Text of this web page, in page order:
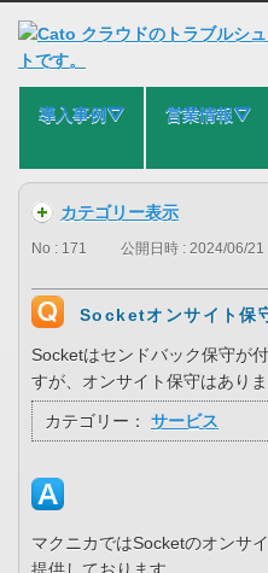
導入事例⛛ 営業情報⛛
カテゴリー表示
No : 171 公開日時 : 2024/06/21
Socketオンサイト保
Socketはセンドバック保守が
すが、オンサイト保守はあり
カテゴリー： サービス
マクニカではSocketのオンサ